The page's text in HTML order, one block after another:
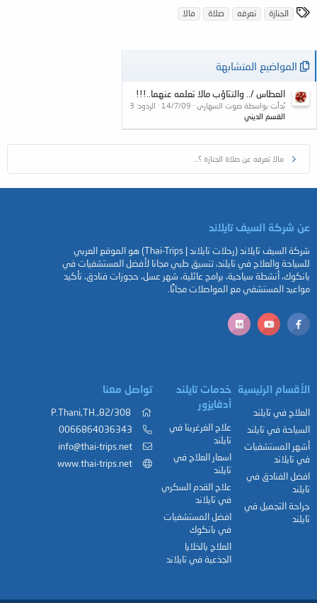
ا
و
الجنازة تعرفه صلاة مالا
المواضيع المتشابهة
العطاس /.. والتثاؤب مالا تعلمه عنهما..!!!
بُدأت بواسطة صوت السهارى 14/7/09
الردود: 3
القسم الديني
مالا تعرفه عن صلاة الجنازة ؟...
عن شركة السيف تايلاند
شركة السيف تايلاند (رحلات تايلاند | Thai-Trips) هو الموقع العربي
للسياحة والعلاج في تايلند، تنسيق طبي مجانا لأفضل المستشفيات في
بانكوك، أنشطة سياحية، برامج عائلية، شهر عسل، حجوزات فنادق، تأكيد
مواعيد المستشفي مع المواصلات مجانًا.
الأقسام الرئيسية
العلاج في تايلند
السياحة في تايلند
أشهر المستشفيات
في تايلاند
افضل الفنادق في
تايلند
جراحة التجميل في
تايلند
خدمات تايلند
أدفايزور
علاج الغرغرينا في
تايلند
اسعار العلاج في
تايلند
علاج القدم السكري
في تايلاند
افضل المستشفيات
في بانكوك
العلاج بالخلايا
الجذعية في تايلاند
تواصل معنا
82/308,.P.Thani,TH
0066864036343
info@thai-trips.net
www.thai-trips.net